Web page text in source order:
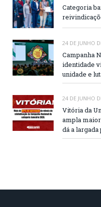
Categoria
24 DE JUNHO
Campanha
identidade
unidade e
24 DE JUNHO
Vitória da
ampla
dá a largada